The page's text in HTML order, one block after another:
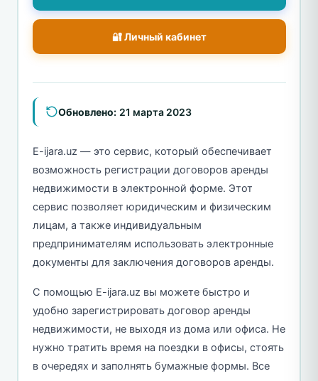
🔐 Личный кабинет
Обновлено: 21 марта 2023
E-ijara.uz — это сервис, который обеспечивает
возможность регистрации договоров аренды
недвижимости в электронной форме. Этот
сервис позволяет юридическим и физическим
лицам, а также индивидуальным
предпринимателям использовать электронные
документы для заключения договоров аренды.
С помощью E-ijara.uz вы можете быстро и
удобно зарегистрировать договор аренды
недвижимости, не выходя из дома или офиса. Не
нужно тратить время на поездки в офисы, стоять
в очередях и заполнять бумажные формы. Все